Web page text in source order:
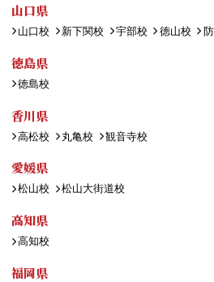
山口県
山口校 新下関校 宇部校 徳山校
徳島県
徳島校
香川県
高松校 丸亀校 観音寺校
愛媛県
松山校 松山大街道校
高知県
高知校
福岡県